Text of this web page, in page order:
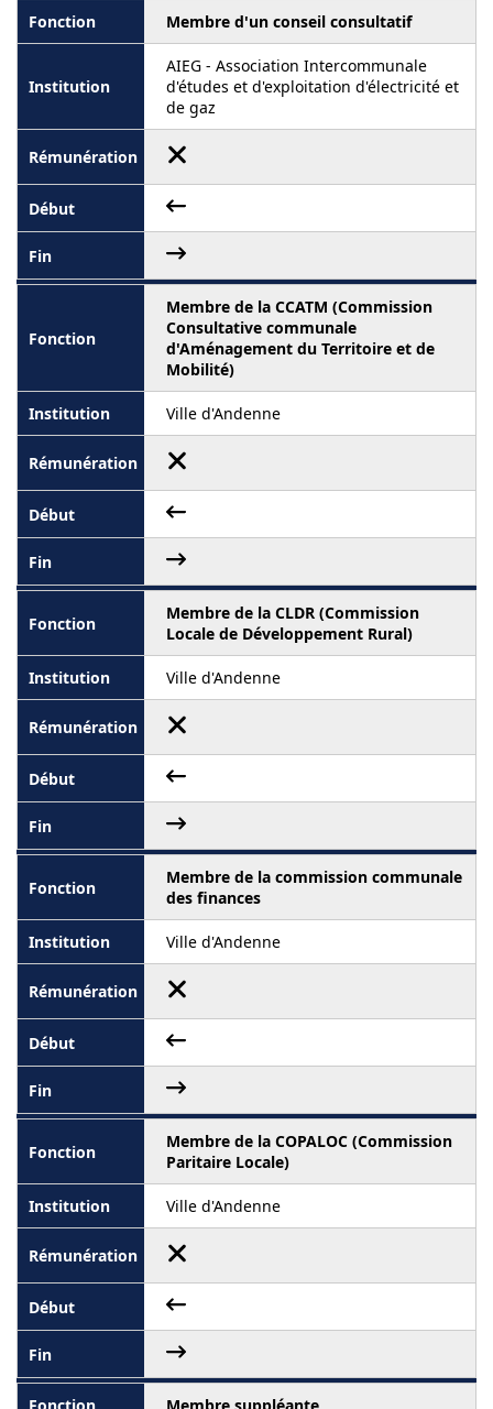
Membre d'un conseil consultatif
AIEG - Association Intercommunale
d'études et d'exploitation d'électricité et
de gaz
Membre de la CCATM (Commission
Consultative communale
d'Aménagement du Territoire et de
Mobilité)
Ville d'Andenne
Membre de la CLDR (Commission
Locale de Développement Rural)
Ville d'Andenne
Membre de la commission communale
des finances
Ville d'Andenne
Membre de la COPALOC (Commission
Paritaire Locale)
Ville d'Andenne